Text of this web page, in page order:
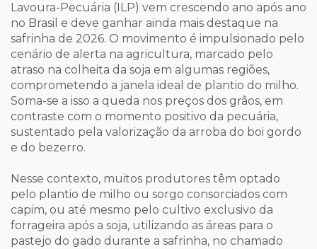
Lavoura-Pecuária (ILP) vem crescendo ano após ano
no Brasil e deve ganhar ainda mais destaque na
safrinha de 2026. O movimento é impulsionado pelo
cenário de alerta na agricultura, marcado pelo
atraso na colheita da soja em algumas regiões,
comprometendo a janela ideal de plantio do milho.
Soma-se a isso a queda nos preços dos grãos, em
contraste com o momento positivo da pecuária,
sustentado pela valorização da arroba do boi gordo
e do bezerro.
Nesse contexto, muitos produtores têm optado
pelo plantio de milho ou sorgo consorciados com
capim, ou até mesmo pelo cultivo exclusivo da
forrageira após a soja, utilizando as áreas para o
pastejo do gado durante a safrinha, no chamado